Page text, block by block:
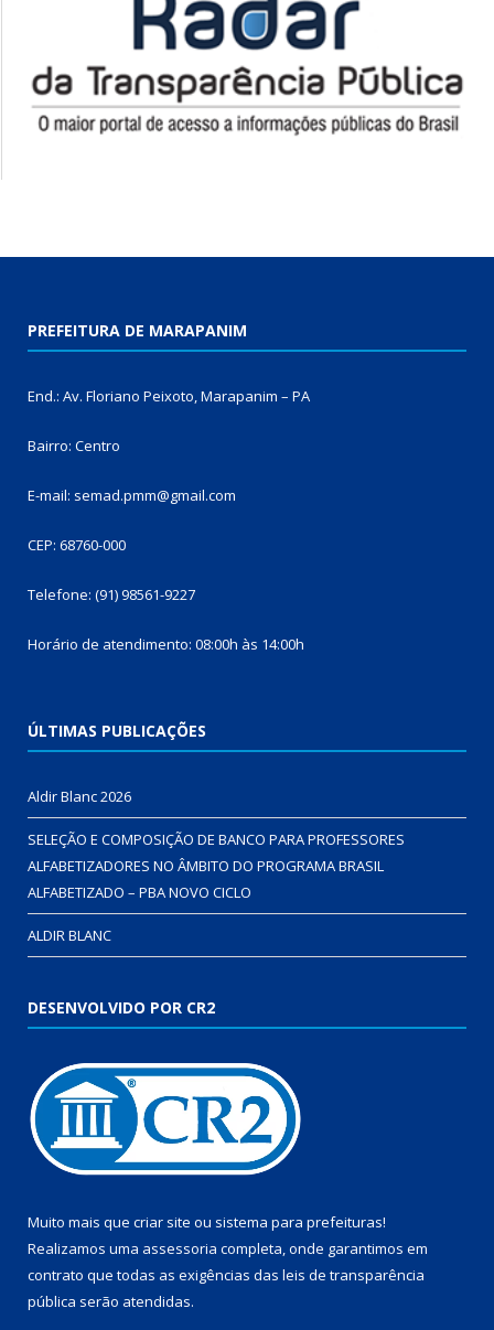
PREFEITURA DE MARAPANIM
End.: Av. Floriano Peixoto, Marapanim – PA
Bairro: Centro
E-mail: semad.pmm@gmail.com
CEP: 68760-000
Telefone: (91) 98561-9227
Horário de atendimento: 08:00h às 14:00h
ÚLTIMAS PUBLICAÇÕES
Aldir Blanc 2026
SELEÇÃO E COMPOSIÇÃO DE BANCO PARA PROFESSORES
ALFABETIZADORES NO ÂMBITO DO PROGRAMA BRASIL
ALFABETIZADO – PBA NOVO CICLO
ALDIR BLANC
DESENVOLVIDO POR CR2
Muito mais que criar site ou sistema para prefeituras!
Realizamos uma assessoria completa, onde garantimos em
contrato que todas as exigências das leis de transparência
pública serão atendidas.